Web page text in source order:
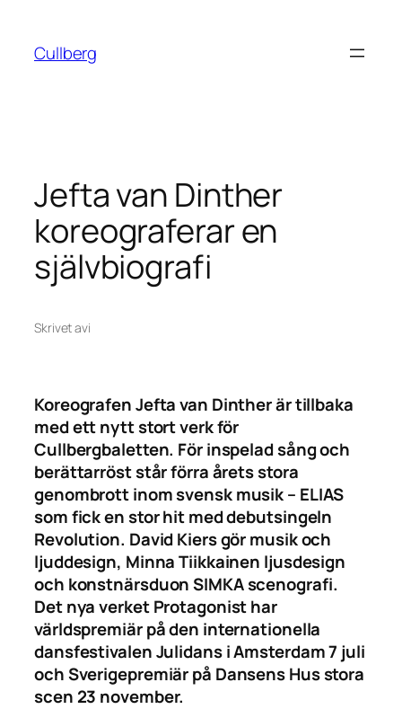
innehåll
Cullberg
Jefta van Dinther
koreograferar en
självbiografi
Skrivet avi
Koreografen Jefta van Dinther är tillbaka
med ett nytt stort verk för
Cullbergbaletten. För inspelad sång och
berättarröst står förra årets stora
genombrott inom svensk musik – ELIAS
som fick en stor hit med debutsingeln
Revolution. David Kiers gör musik och
ljuddesign, Minna Tiikkainen ljusdesign
och konstnärsduon SIMKA scenografi.
Det nya verket Protagonist har
världspremiär på den internationella
dansfestivalen Julidans i Amsterdam 7 juli
och Sverigepremiär på Dansens Hus stora
scen 23 november.